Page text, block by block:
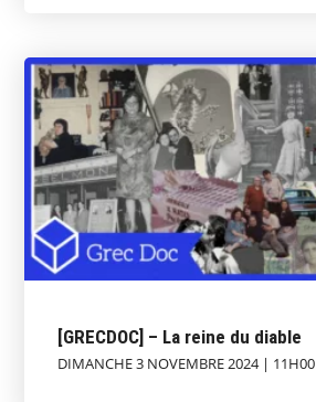
[GRECDOC] – La reine du diable
DIMANCHE 3 NOVEMBRE 2024 | 11H00